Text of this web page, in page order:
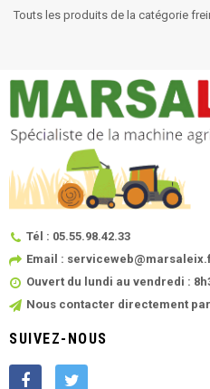
Touts les produits de la catégorie
Tél : 05.55.98.42.33
Email :
Ouvert du lundi au vendredi :
Nous contacter directement
SUIVEZ-NOUS